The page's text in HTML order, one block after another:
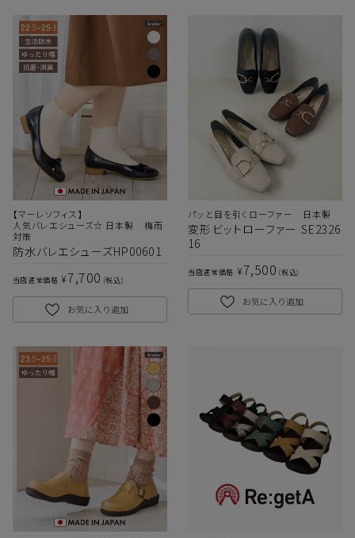
【マーレソフィス】
人気バレエシューズ☆ 日本製 梅雨
対策
防水バレエシューズHP00601
当店通常価格 ¥7,700 税込
お気に入り追加
パッと目を引くローファー 日本製
変形ビットローファー SE2326
16
当店通常価格 ¥7,500 税込
お気に入り追加